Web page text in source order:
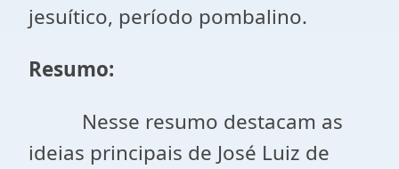
jesuítico, período pombalino.
Resumo:
Nesse resumo destacam as
ideias principais de José Luiz de